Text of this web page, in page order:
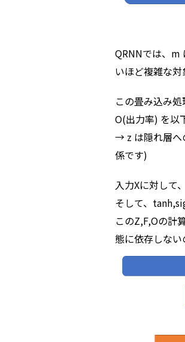
QRNNでは、m
いほど複雑な
この畳み込み
O(出力率) を以
→ z は隠れ層へ
係です)
入力Xに対して
そして、
このZ,F,Oの計
態に依存しない